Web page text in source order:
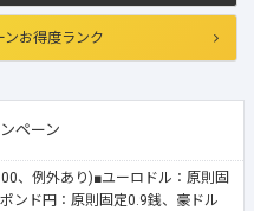
ンお得度ランク
ペーン
、例外あり)■ユーロドル：原則固
ンド円：原則固定0.9銭、豪ドル